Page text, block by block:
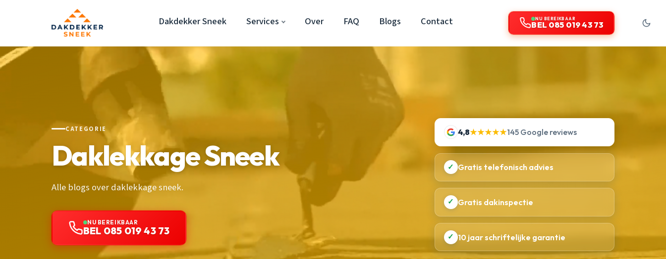
Dakdekker Sneek Services Over FAQ Blogs Contact NU BEREIKBAAR
BEL 085 019 43 73
CATEGORIE
Daklekkage Sneek
Alle blogs over daklekkage sneek.
NU BEREIKBAAR
BEL 085 019 43 73
4,8★★★★★145 Google reviews
✓ Gratis telefonisch advies
✓ Gratis dakinspectie
✓ 10 jaar schriftelijke garantie